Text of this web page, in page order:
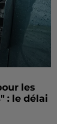
les
: le délai